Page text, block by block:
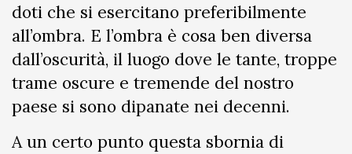
doti che si esercitano preferibilmente
all’ombra. E l’ombra è cosa ben diversa
dall’oscurità, il luogo dove le tante, troppe
trame oscure e tremende del nostro
paese si sono dipanate nei decenni.
A un certo punto questa sbornia di